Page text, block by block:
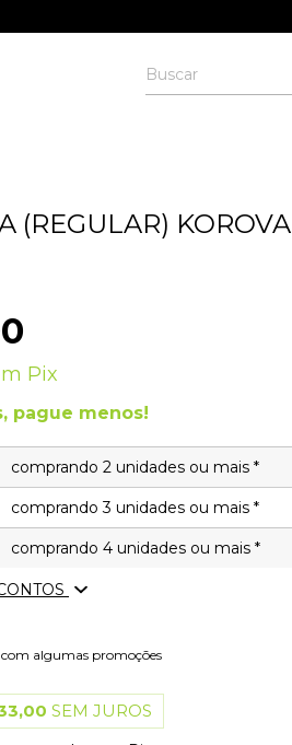
(REGULAR) KOROVA
Pix
pague menos!
comprando 2 unidades ou mais *
comprando 3 unidades ou mais *
comprando 4 unidades ou mais *
algumas promoções
SEM JUROS